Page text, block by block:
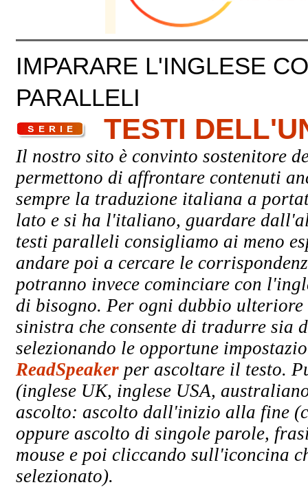
IMPARARE L'INGLESE
PARALLELI
TESTI
Il nostro sito è convinto sostenitore
permettono di affrontare contenuti
sempre la traduzione italiana a
lato e si ha l'italiano, guardare
testi paralleli consigliamo ai meno
andare poi a cercare le
potranno invece cominciare con
di bisogno. Per ogni dubbio
sinistra che consente di tradurre
selezionando le opportune
ReadSpeaker per ascoltare il testo.
(inglese UK, inglese USA,
ascolto: ascolto dall'inizio alla fine
oppure ascolto di singole parole,
mouse e poi cliccando sull'iconcina
selezionato).